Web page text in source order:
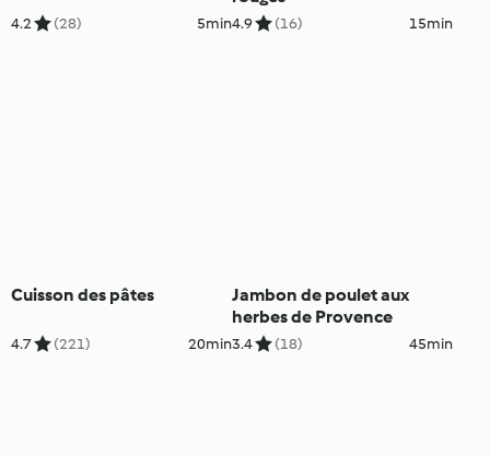
4.2 (28) 5min4.9 (16) 15min
Cuisson des pâtes
4.7 (221) 20min
Jambon de poulet aux
herbes de Provence
3.4 (18) 45min